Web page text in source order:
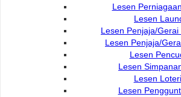
Lesen
Lesen
Lesen Penjaja/
Lesen Penjaja/
Lesen
Lesen
Lesen
Lesen
Penangkapan Anjing Liar
Pengosongan Tangki Septik